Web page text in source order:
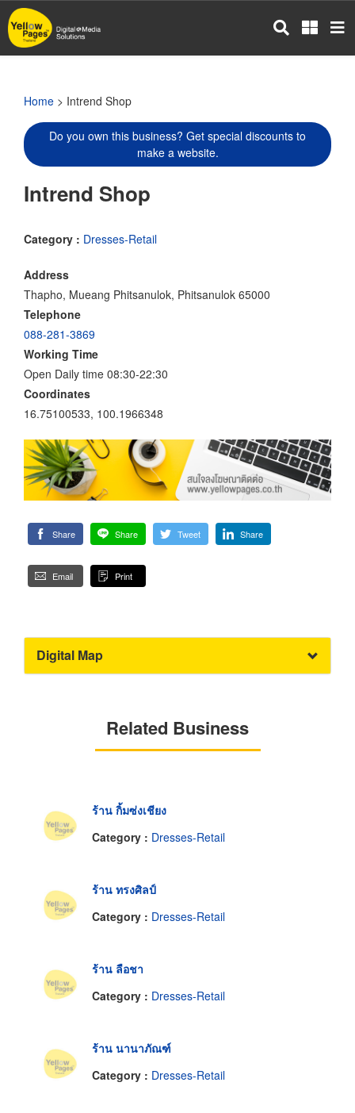
Skip
to
main
Home > Intrend Shop
Do you own this business? Get special discounts to
make a website.
Intrend Shop
Category : Dresses-Retail
Address
Thapho, Mueang Phitsanulok, Phitsanulok 65000
Telephone
088-281-3869
Working Time
Open Daily time 08:30-22:30
Coordinates
16.75100533, 100.1966348
Share Share Tweet Share
Email Print
Digital Map
Related Business
ร้าน กิ้มซ่งเชียง
Category : Dresses-Retail
ร้าน ทรงศิลป์
Category : Dresses-Retail
ร้าน ลือชา
Category : Dresses-Retail
ร้าน นานาภัณฑ์
Category : Dresses-Retail